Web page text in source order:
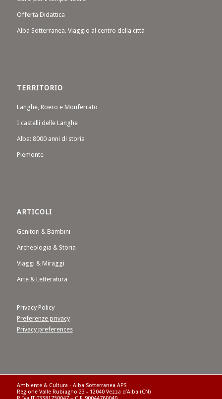
Offerta Didattica
Alba Sotterranea. Viaggio al centro della città
TERRITORIO
Langhe, Roero e Monferrato
I castelli delle Langhe
Alba: 8000 anni di storia
Piemonte
ARTICOLI
Genitori & Bambini
Archeologia & Storia
Viaggi & Miraggi
Arte & Letteratura
Privacy Policy
Preferenze privacy
Privacy preferences
Ambiente & Cultura - Alba Sotterranea APS
Regione Valle Rubiagno 23 - 12040 Vezza d’Alba (CN)